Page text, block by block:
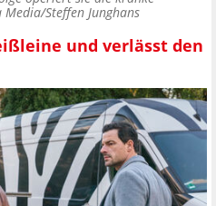
Media/Steffen Junghans
und verlässt den